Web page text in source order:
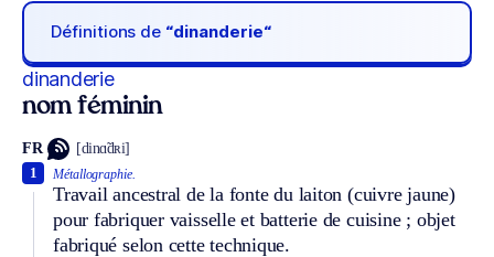
Définitions de “dinanderie“
dinanderie
nom féminin
FR [dinɑ̃dʀi]
Métallographie.
Travail ancestral de la fonte du laiton (cuivre jaune)
pour fabriquer vaisselle et batterie de cuisine ; objet
fabriqué selon cette technique.
1